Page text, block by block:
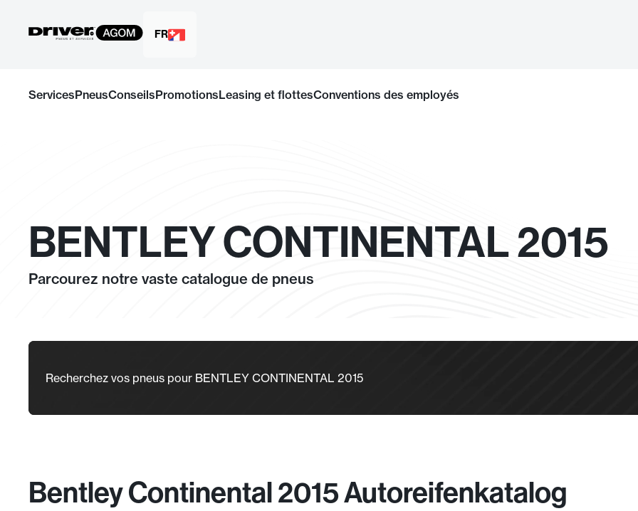
contenu
FR
ServicesPneusConseilsPromotionsLeasing et flottesConventions des employés
BENTLEY CONTINENTAL 2015
Parcourez notre vaste catalogue de pneus
Recherchez vos pneus pour BENTLEY CONTINENTAL 2015
Bentley Continental 2015 Autoreifenkatalog